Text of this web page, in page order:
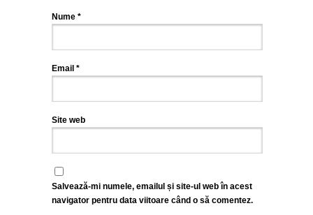
Nume *
Email *
Site web
Salvează-mi numele, emailul și site-ul web în acest
navigator pentru data viitoare când o să comentez.